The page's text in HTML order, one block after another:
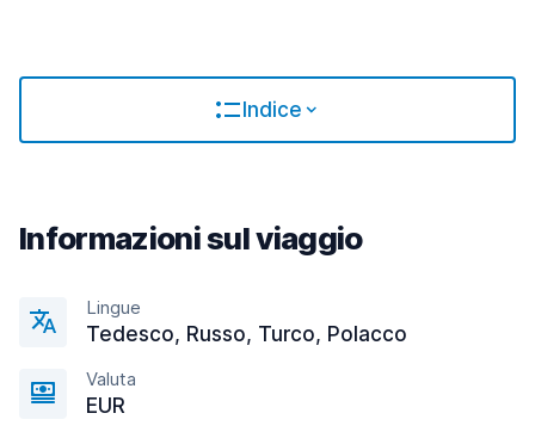
Indice
Informazioni sul viaggio
Lingue
Tedesco, Russo, Turco, Polacco
Valuta
EUR